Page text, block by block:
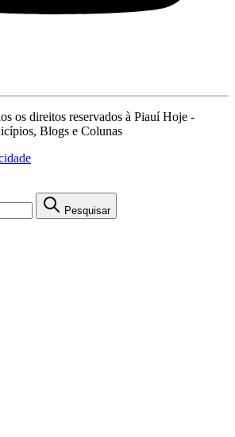
os direitos reservados à Piauí Hoje -
Blogs e Colunas
Pesquisar